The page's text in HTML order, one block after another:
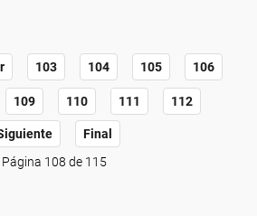
103 104 105 106
109 110 111 112
Final
Página 108 de 115